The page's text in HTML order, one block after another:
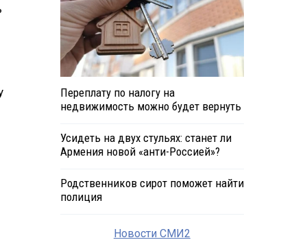
Переплату по налогу на
недвижимость можно будет вернуть
Усидеть на двух стульях: станет ли
Армения новой «анти-Россией»?
Родственников сирот поможет найти
полиция
Новости СМИ2